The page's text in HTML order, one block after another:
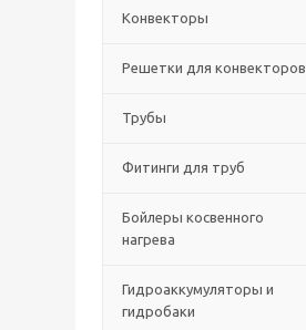
Конвекторы
Решетки для конвекторов
Трубы
Фитинги для труб
Бойлеры косвенного
нагрева
Гидроаккумуляторы и
гидробаки